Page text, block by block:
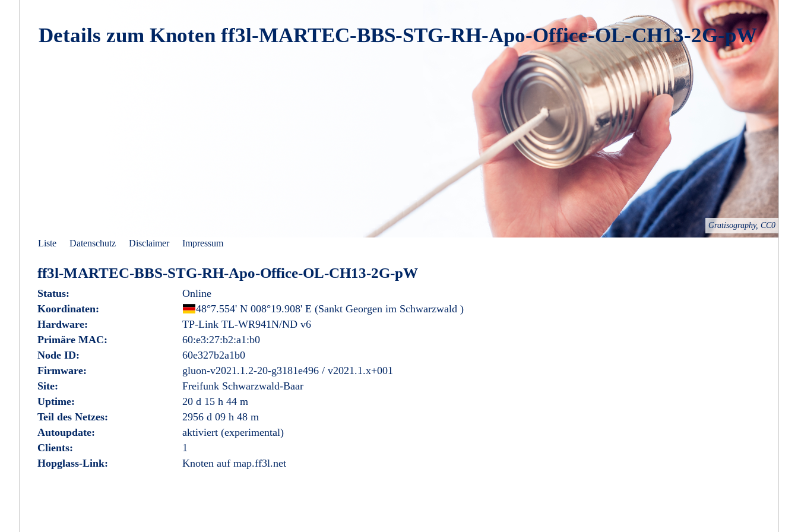
Details zum Knoten ff3l-MARTEC-BBS-STG-RH-Apo-Office-OL-CH13-2G-pW
Gratisography, CC0
Liste Datenschutz Disclaimer Impressum
ff3l-MARTEC-BBS-STG-RH-Apo-Office-OL-CH13-2G-pW
Status:
Online
Koordinaten:
48°7.554' N 008°19.908' E (Sankt Georgen im Schwarzwald
Deutschland
)
Hardware:
TP-Link TL-WR941N/ND v6
Primäre MAC:
60:e3:27:b2:a1:b0
Node ID:
60e327b2a1b0
Firmware:
gluon-v2021.1.2-20-g3181e496 / v2021.1.x+001
Site:
Freifunk Schwarzwald-Baar
Uptime:
20 d 15 h 44 m
Teil des Netzes:
2956 d 09 h 48 m
Autoupdate:
aktiviert (experimental)
Clients:
1
Hopglass-Link:
Knoten auf map.ff3l.net